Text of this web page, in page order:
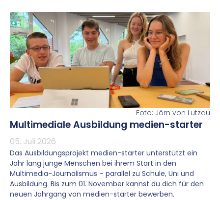
Foto: Jörn von Lutzau
Multimediale Ausbildung medien-starter
05. Juli 2026
Das Ausbildungsprojekt medien-starter unterstützt ein
Jahr lang junge Menschen bei ihrem Start in den
Multimedia-Journalismus – parallel zu Schule, Uni und
Ausbildung. Bis zum 01. November kannst du dich für den
neuen Jahrgang von medien-starter bewerben.